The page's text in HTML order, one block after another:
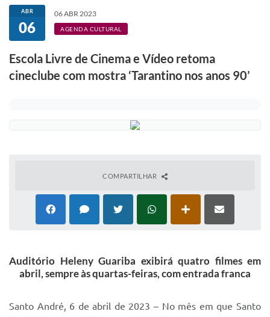
Transparência
Ônibus
Consultar Processos
Contas Públicas
Fale Conosco
FAQ - Perguntas Frequentes
IPTU 2025
Lei de acesso à informação
ABR
06
06 ABR 2023
AGENDA CULTURAL
Escola Livre de Cinema e Vídeo retoma
cineclube com mostra ‘Tarantino nos anos 90’
COMPARTILHAR
Auditório Heleny Guariba exibirá quatro filmes em
abril, sempre às quartas-feiras, com entrada franca
Santo André, 6 de abril de 2023 – No mês em que Santo